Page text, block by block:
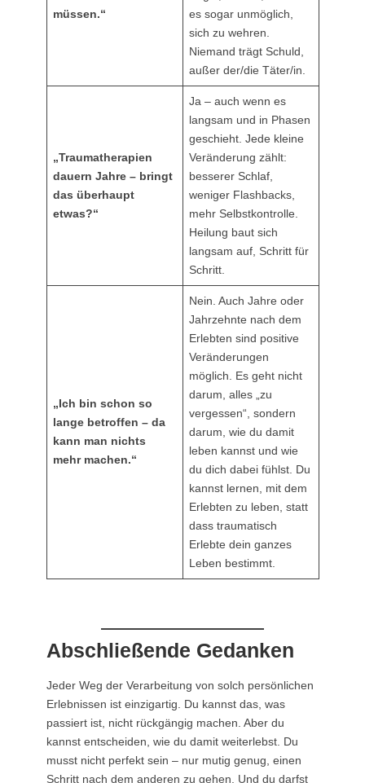
müssen.“
es sogar unmöglich,
sich zu wehren.
Niemand trägt Schuld,
außer der/die Täter/in.
„Traumatherapien
dauern Jahre – bringt
das überhaupt
etwas?“
Ja – auch wenn es
langsam und in Phasen
geschieht. Jede kleine
Veränderung zählt:
besserer Schlaf,
weniger Flashbacks,
mehr Selbstkontrolle.
Heilung baut sich
langsam auf, Schritt für
Schritt.
„Ich bin schon so
lange betroffen – da
kann man nichts
mehr machen.“
Nein. Auch Jahre oder
Jahrzehnte nach dem
Erlebten sind positive
Veränderungen
möglich. Es geht nicht
darum, alles „zu
vergessen“, sondern
darum, wie du damit
leben kannst und wie
du dich dabei fühlst. Du
kannst lernen, mit dem
Erlebten zu leben, statt
dass traumatisch
Erlebte dein ganzes
Leben bestimmt.
Abschließende Gedanken
Jeder Weg der Verarbeitung von solch persönlichen
Erlebnissen ist einzigartig. Du kannst das, was
passiert ist, nicht rückgängig machen. Aber du
kannst entscheiden, wie du damit weiterlebst. Du
musst nicht perfekt sein – nur mutig genug, einen
Schritt nach dem anderen zu gehen. Und du darfst